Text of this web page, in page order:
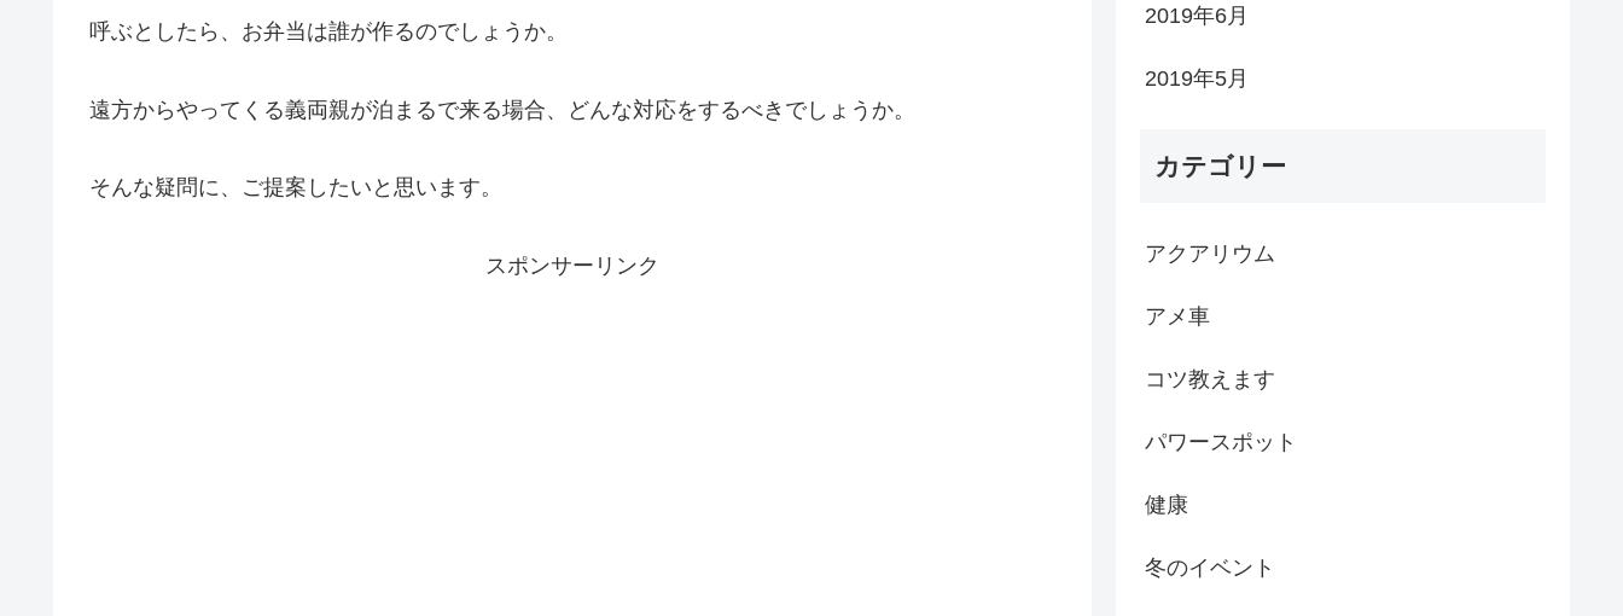
呼ぶとしたら、お弁当は誰が作るのでしょうか。
遠方からやってくる義両親が泊まるで来る場合、どんな対応をするべきでしょうか。
そんな疑問に、ご提案したいと思います。
スポンサーリンク
2019年6月
2019年5月
カテゴリー
アクアリウム
アメ車
コツ教えます
パワースポット
健康
冬のイベント